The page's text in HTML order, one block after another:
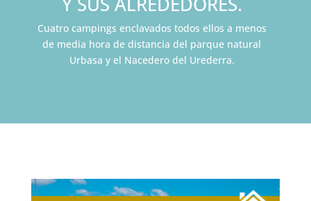
Cuatro campings enclavados todos ellos a menos
de media hora de distancia del parque natural
Urbasa y el Nacedero del Urederra.